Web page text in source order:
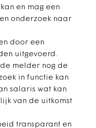
en mag een
onderzoek naar
door een
uitgevoerd.
melder nog de
in functie kan
salaris wat kan
van de uitkomst
transparant en